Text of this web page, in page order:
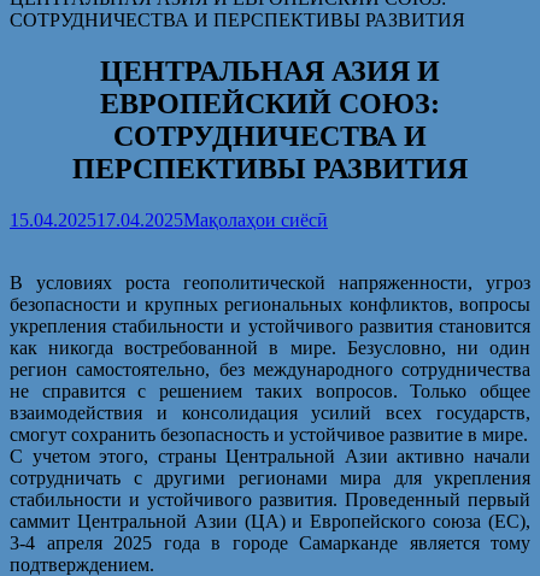
СОТРУДНИЧЕСТВА И ПЕРСПЕКТИВЫ РАЗВИТИЯ
ЦЕНТРАЛЬНАЯ АЗИЯ И
ЕВРОПЕЙСКИЙ СОЮЗ:
СОТРУДНИЧЕСТВА И
ПЕРСПЕКТИВЫ РАЗВИТИЯ
15.04.202517.04.2025Мақолаҳои сиёсӣ
В условиях роста геополитической напряженности, угроз
безопасности и крупных региональных конфликтов, вопросы
укрепления стабильности и устойчивого развития становится
как никогда востребованной в мире. Безусловно, ни один
регион самостоятельно, без международного сотрудничества
не справится с решением таких вопросов. Только общее
взаимодействия и консолидация усилий всех государств,
смогут сохранить безопасность и устойчивое развитие в мире.
С учетом этого, страны Центральной Азии активно начали
сотрудничать с другими регионами мира для укрепления
стабильности и устойчивого развития. Проведенный первый
саммит Центральной Азии (ЦА) и Европейского союза (ЕС),
3-4 апреля 2025 года в городе Самарканде является тому
подтверждением.